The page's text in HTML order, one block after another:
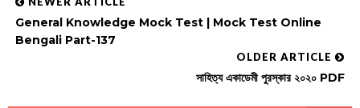
General Knowledge Mock Test | Mock Test Online
Bengali Part-137
OLDER ARTICLE
সাহিত্য একাডেমী পুরস্কার ২০২০ PDF